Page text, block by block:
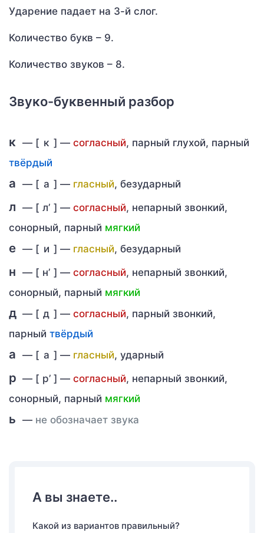
Ударение падает на 3-й слог.
Количество букв – 9.
Количество звуков – 8.
Звуко-буквенный разбор
к — [ к ] — согласный, парный глухой, парный
твёрдый
а — [ а ] — гласный, безударный
л — [ л’ ] — согласный, непарный звонкий,
сонорный, парный мягкий
е — [ и ] — гласный, безударный
н — [ н’ ] — согласный, непарный звонкий,
сонорный, парный мягкий
д — [ д ] — согласный, парный звонкий,
парный твёрдый
а — [ а ] — гласный, ударный
р — [ р’ ] — согласный, непарный звонкий,
сонорный, парный мягкий
ь — не обозначает звука
А вы знаете..
Какой из вариантов правильный?